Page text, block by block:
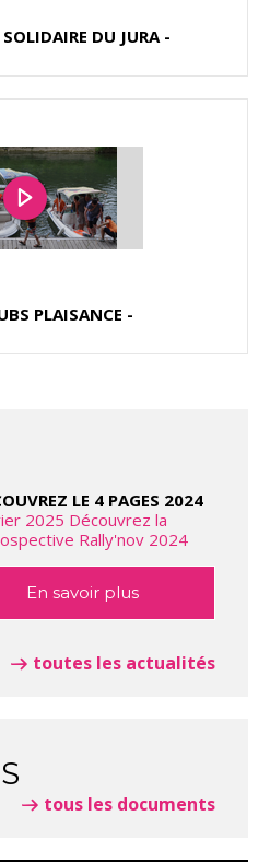
DU JURA -
PLAISANCE -
LE 4 PAGES 2024
2025 Découvrez la
Rally'nov 2024
En savoir plus
toutes les actualités
tous les documents